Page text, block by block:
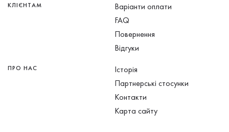
КЛІЄНТАМ
Варіанти оплати
FAQ
Повернення
Відгуки
ПРО НАС
Історія
Партнерські стосунки
Контакти
Карта сайту